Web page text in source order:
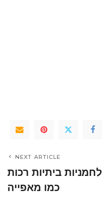
NEXT ARTICLE
לחמניות ביתיות רכות
כמו מאפייה